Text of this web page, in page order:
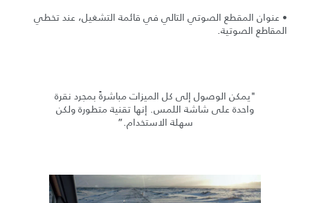
• عنوان المقطع الصوتي التالي في قائمة التشغيل، عند تخطي
المقاطع الصوتية.
"يمكن الوصول إلى كل الميزات مباشرةً بمجرد نقرة
واحدة على شاشة اللمس. إنها تقنية متطورة ولكن
سهلة الاستخدام.”